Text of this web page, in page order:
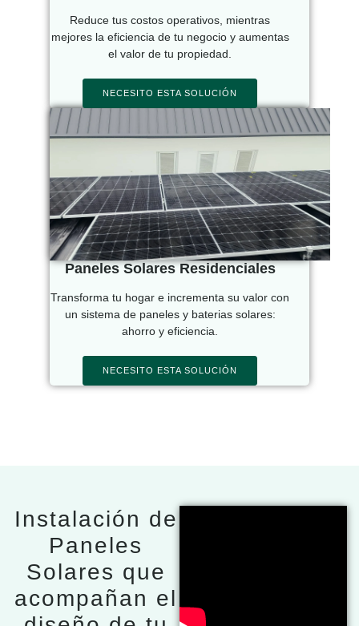
Reduce tus costos operativos, mientras
mejores la eficiencia de tu negocio y aumentas
el valor de tu propiedad.
NECESITO ESTA SOLUCIÓN
Paneles Solares Residenciales
Transforma tu hogar e incrementa su valor con
un sistema de paneles y baterias solares:
ahorro y eficiencia.
NECESITO ESTA SOLUCIÓN
Instalación de
Paneles
Solares que
acompañan el